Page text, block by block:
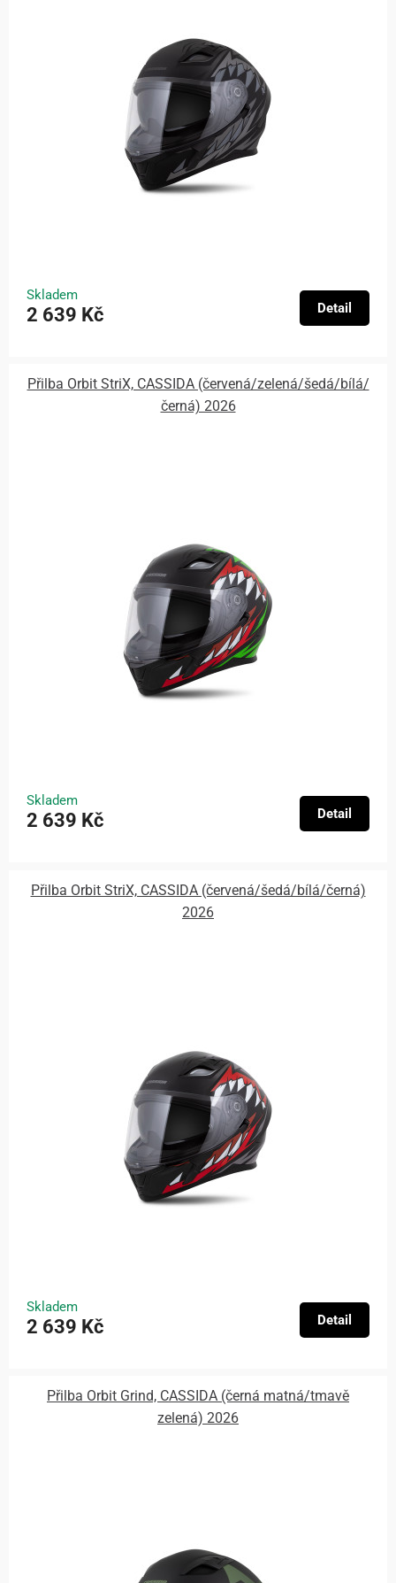
Skladem
2 639 Kč Detail
Přilba Orbit StriX, CASSIDA (červená/zelená/šedá/bílá/
černá) 2026
Skladem
2 639 Kč Detail
Přilba Orbit StriX, CASSIDA (červená/šedá/bílá/černá)
2026
Skladem
2 639 Kč Detail
Přilba Orbit Grind, CASSIDA (černá matná/tmavě
zelená) 2026